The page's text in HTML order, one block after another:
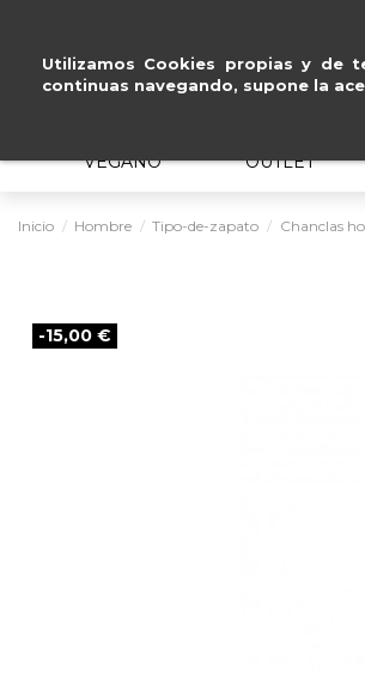
Utilizamos Cookies propias y de
continuas navegando, supone la
VEGANO OUTLET
Inicio Hombre Tipo-de-zapato Chanclas
-15,00 €